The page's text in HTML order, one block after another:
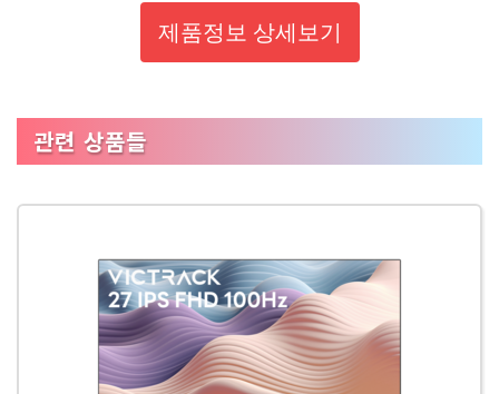
제품정보 상세보기
관련 상품들